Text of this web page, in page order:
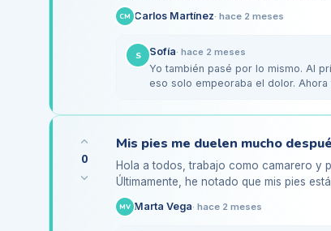
de que mis…
CM Carlos Martínez· hace 2 meses
S Sofía· hace 2 meses
Yo también pasé por lo mismo. Al
eso solo empeoraba el dolor.
0
Hola a todos, trabajo como camarero y
Últimamente, he notado que mis pies
dolor punzante en la planta…
MV Marta Vega· hace 2 meses